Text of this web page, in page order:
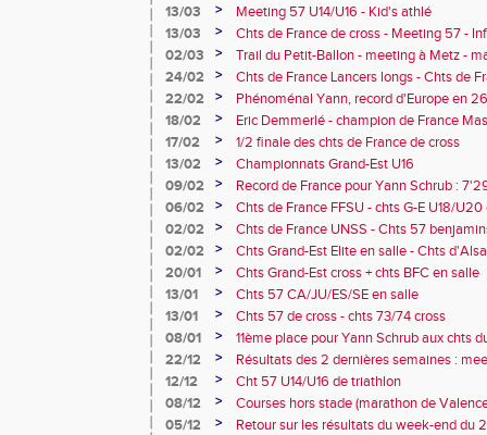
13/03
>
Meeting 57 U14/U16 - Kid's athlé
13/03
>
Chts de France de cross - Meeting 57 -
athlète du mois de février, sélectionné
chts du monde en salle
02/03 >
Trail du Petit-Ballon - meeting à Metz -
24/02
>
Chts de France Lancers longs - Chts de
22/02
>
Phénoménal Yann, record d'Europe en
18/02
>
Eric Demmerlé - champion de France
17/02
>
1/2 finale des chts de France de cross
13/02
>
Championnats Grand-Est U16
09/02
>
Record de France pour Yann Schrub :
06/02
>
Chts de France FFSU - chts G-E U18/
02/02
>
Chts de France UNSS - Chts 57
02/02
>
Chts Grand-Est Elite en salle - Chts
Meeting 57
20/01 >
Chts Grand-Est cross + chts BFC en salle
13/01
>
Chts 57 CA/JU/ES/SE en salle
13/01
>
Chts 57 de cross - chts 73/74 cross
08/01
>
11ème place pour Yann Schrub aux chts
22/12
>
Résultats des 2 dernières semaines :
Metz - courses hors stade, Houilles,
(35) - Kid's athlé à Sarreguemines
12/12 >
Cht 57 U14/U16 de triathlon
08/12
>
Courses hors stade (marathon de
Meetings en salle
05/12 >
Retour sur les résultats du week-end du